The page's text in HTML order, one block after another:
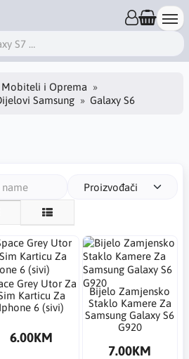
Mobiteli i Oprema
Samsung Galaxy S6
Proizvođači
Grey Utor Za
Karticu Za
Iphone 6 (sivi)
6.00KM
Bijelo Zamjensko
Staklo Kamere Za
Samsung Galaxy S6
G920
7.00KM